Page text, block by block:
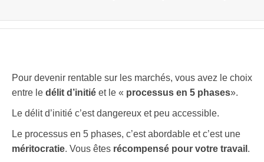
Pour devenir rentable sur les marchés, vous avez le choix
entre le délit d’initié et le « processus en 5 phases».
Le délit d’initié c’est dangereux et peu accessible.
Le processus en 5 phases, c’est abordable et c’est une
méritocratie. Vous êtes récompensé pour votre travail .